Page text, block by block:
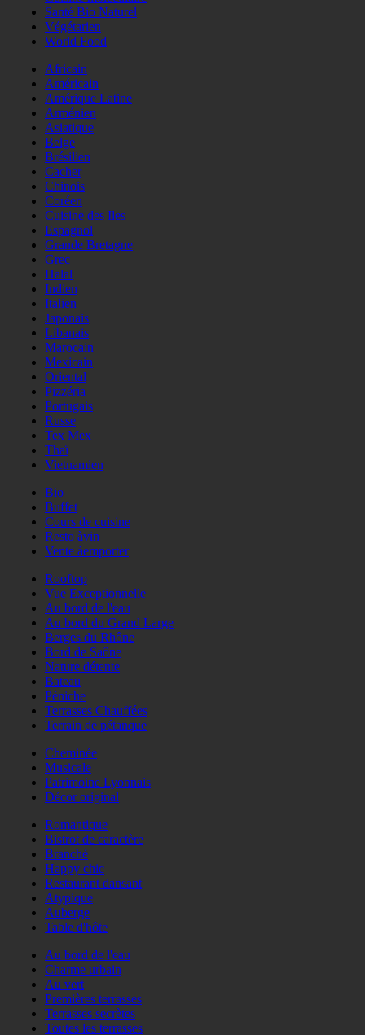
Santé Bio Naturel
Végétarien
World Food
Africain
Américain
Amérique Latine
Arménien
Asiatique
Belge
Brésilien
Cacher
Chinois
Coréen
Cuisine des Iles
Espagnol
Grande Bretagne
Grec
Halal
Indien
Italien
Japonais
Libanais
Marocain
Mexicain
Oriental
Pizzéria
Portugais
Russe
Tex Mex
Thaï
Vietnamien
Bio
Buffet
Cours de cuisine
Resto àvin
Vente àemporter
Rooftop
Vue Exceptionnelle
Au bord de l'eau
Au bord du Grand Large
Berges du Rhône
Bord de Saône
Nature détente
Bateau
Péniche
Terrasses Chauffées
Terrain de pétanque
Cheminée
Musicale
Patrimoine Lyonnais
Décor original
Romantique
Bistrot de caractère
Branché
Happy chic
Restaurant dansant
Atypique
Auberge
Table d'hôte
Au bord de l'eau
Charme urbain
Au vert
Premières terrasses
Terrasses secrètes
Toutes les terrasses